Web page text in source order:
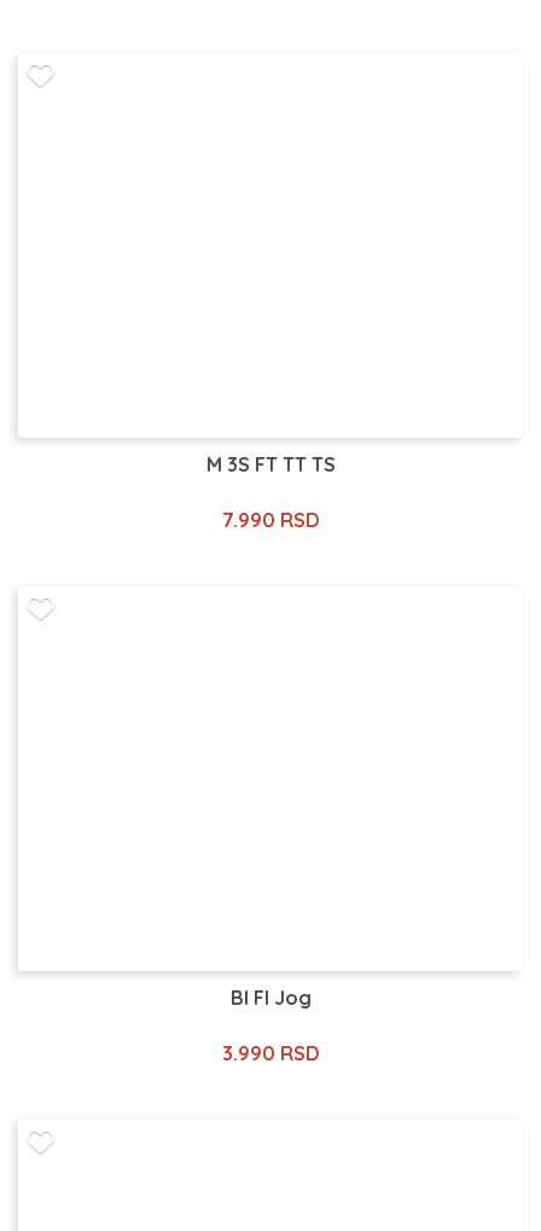
M 3S FT TT TS
7.990 RSD
Bl Fl Jog
3.990 RSD